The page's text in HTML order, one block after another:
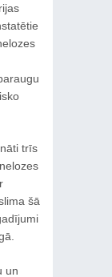
trīs
šā
un